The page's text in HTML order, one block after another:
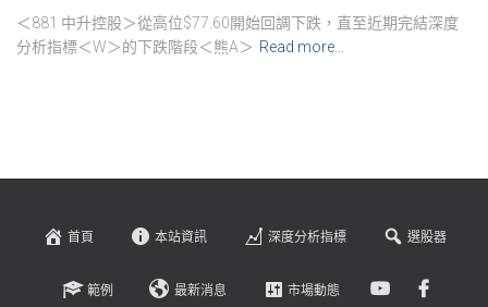
＜881 中升控股＞從高位$77.60開始回調下跌，直至近期完結深度
分析指標＜W＞的下跌階段＜熊A＞ Read more…
首頁 本站資訊 深度分析指標 選股器
範例 最新消息 市場動態